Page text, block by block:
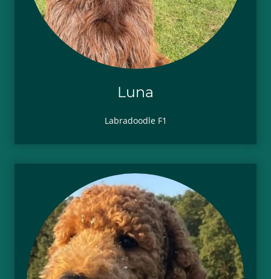
Luna
Labradoodle F1